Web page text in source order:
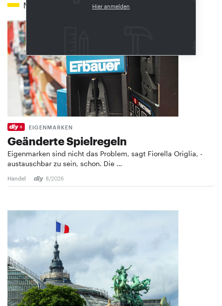
Hier anmelden
Mehr zum Thema
EIGENMARKEN
Geänderte Spielregeln
Eigenmarken sind nicht das Problem, sagt Fiorella Origlia, ­
austauschbar zu sein, schon. Die …
Handel 8/2026